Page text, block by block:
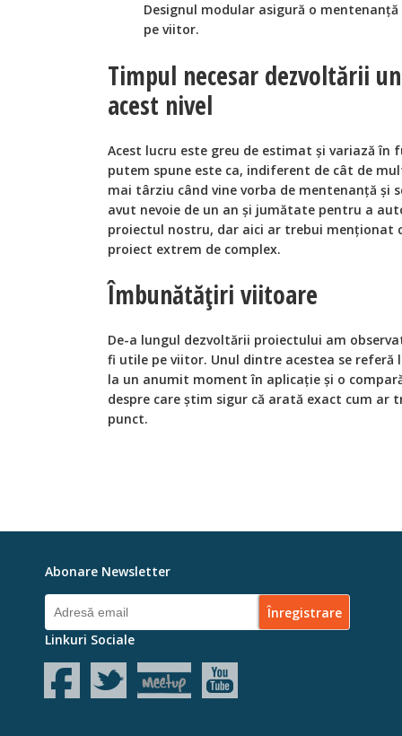
Designul modular asigură o
pe viitor.
Timpul necesar dezvoltării
acest nivel
Acest lucru este greu de estimat și variază în
putem spune este ca, indiferent de cât de
mai târziu când vine vorba de mentenanță și
avut nevoie de un an și jumătate pentru a
proiectul nostru, dar aici ar trebui menționat
proiect extrem de complex.
Îmbunătățiri viitoare
De-a lungul dezvoltării proiectului am
fi utile pe viitor. Unul dintre acestea se referă
la un anumit moment în aplicație și o
despre care știm sigur că arată exact cum ar
punct.
Abonare Newsletter
Linkuri Sociale